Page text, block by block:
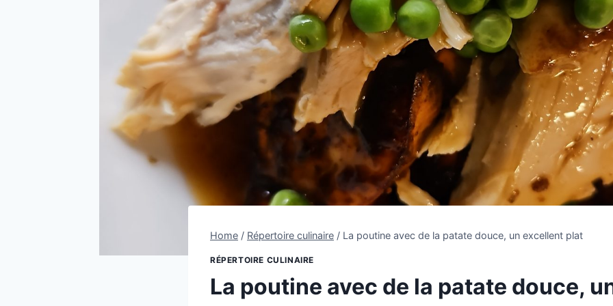
Home / Répertoire culinaire / La poutine avec de la patate douce, un excellent plat
RÉPERTOIRE CULINAIRE
La poutine avec de la patate douce,